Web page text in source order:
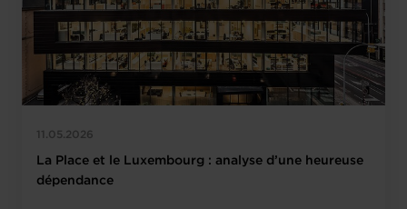
11.05.2026
La Place et le Luxembourg : analyse d’une heureuse
dépendance